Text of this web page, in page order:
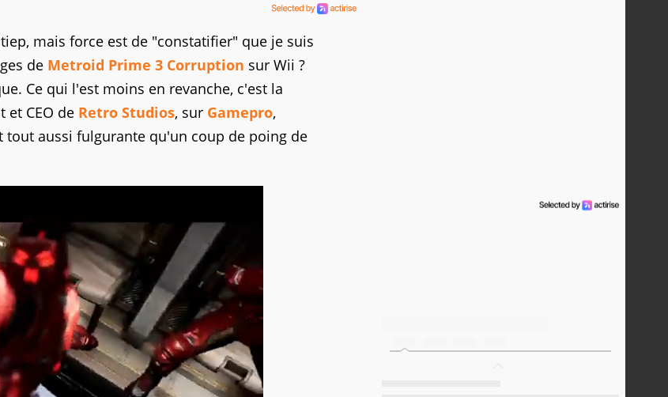
mais force est de "constatifier" que je suis
de Metroid Prime 3 Corruption sur Wii ?
Ce qui l'est moins en revanche, c'est la
et CEO de Retro Studios, sur Gamepro,
aussi fulgurante qu'un coup de poing de